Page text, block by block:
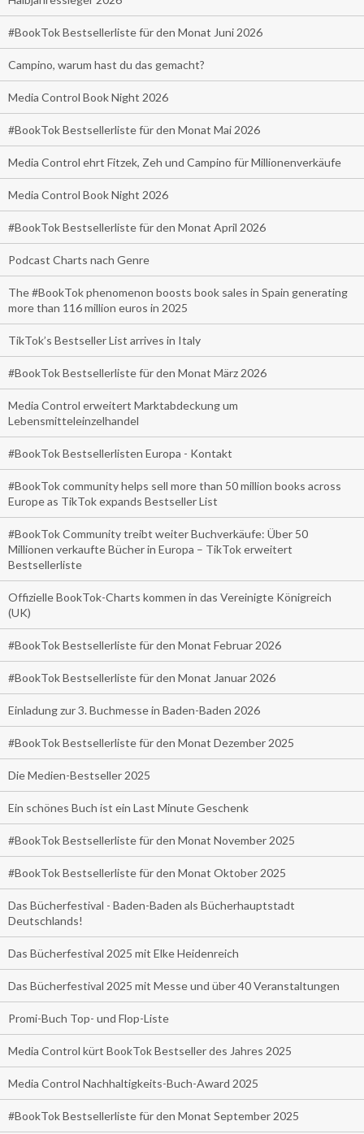
#BookTok Bestsellerliste für den Monat Juni 2026
Campino, warum hast du das gemacht?
Media Control Book Night 2026
#BookTok Bestsellerliste für den Monat Mai 2026
Media Control ehrt Fitzek, Zeh und Campino für Millionenverkäufe
Media Control Book Night 2026
#BookTok Bestsellerliste für den Monat April 2026
Podcast Charts nach Genre
The #BookTok phenomenon boosts book sales in Spain generating
more than 116 million euros in 2025
TikTok’s Bestseller List arrives in Italy
#BookTok Bestsellerliste für den Monat März 2026
Media Control erweitert Marktabdeckung um
Lebensmitteleinzelhandel
#BookTok Bestsellerlisten Europa - Kontakt
#BookTok community helps sell more than 50 million books across
Europe as TikTok expands Bestseller List
#BookTok Community treibt weiter Buchverkäufe: Über 50
Millionen verkaufte Bücher in Europa – TikTok erweitert
Bestsellerliste
Offizielle BookTok-Charts kommen in das Vereinigte Königreich
(UK)
#BookTok Bestsellerliste für den Monat Februar 2026
#BookTok Bestsellerliste für den Monat Januar 2026
Einladung zur 3. Buchmesse in Baden-Baden 2026
#BookTok Bestsellerliste für den Monat Dezember 2025
Die Medien-Bestseller 2025
Ein schönes Buch ist ein Last Minute Geschenk
#BookTok Bestsellerliste für den Monat November 2025
#BookTok Bestsellerliste für den Monat Oktober 2025
Das Bücherfestival - Baden-Baden als Bücherhauptstadt
Deutschlands!
Das Bücherfestival 2025 mit Elke Heidenreich
Das Bücherfestival 2025 mit Messe und über 40 Veranstaltungen
Promi-Buch Top- und Flop-Liste
Media Control kürt BookTok Bestseller des Jahres 2025
Media Control Nachhaltigkeits-Buch-Award 2025
#BookTok Bestsellerliste für den Monat September 2025